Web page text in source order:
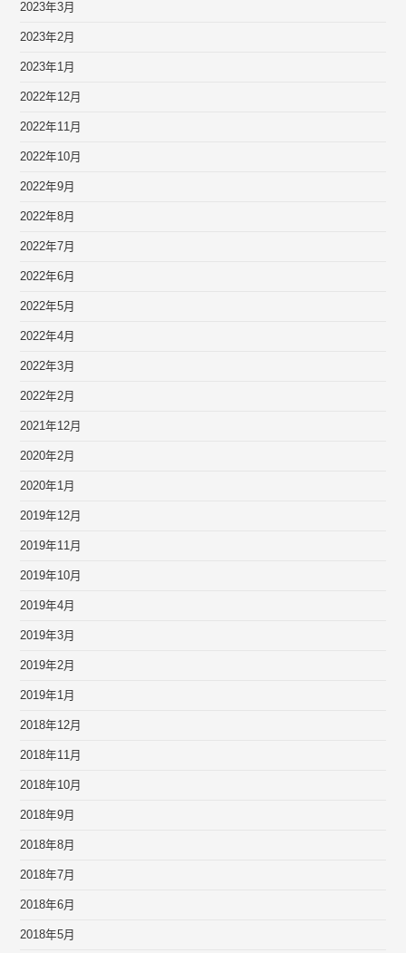
2023年3月
2023年2月
2023年1月
2022年12月
2022年11月
2022年10月
2022年9月
2022年8月
2022年7月
2022年6月
2022年5月
2022年4月
2022年3月
2022年2月
2021年12月
2020年2月
2020年1月
2019年12月
2019年11月
2019年10月
2019年4月
2019年3月
2019年2月
2019年1月
2018年12月
2018年11月
2018年10月
2018年9月
2018年8月
2018年7月
2018年6月
2018年5月